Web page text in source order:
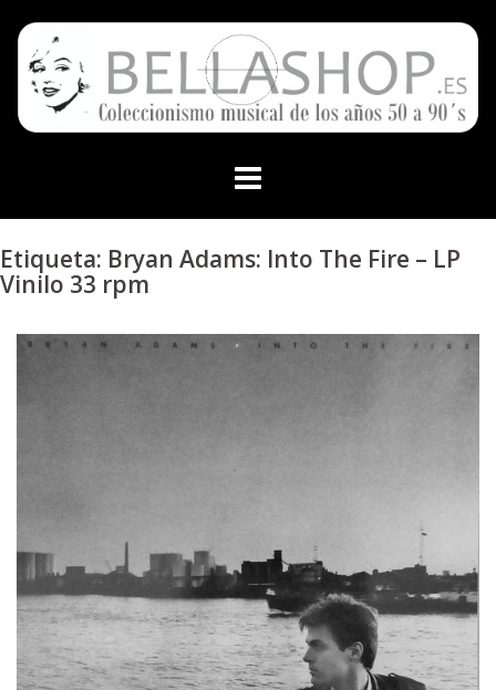
content
Etiqueta: Bryan Adams: Into The Fire – LP
Vinilo 33 rpm